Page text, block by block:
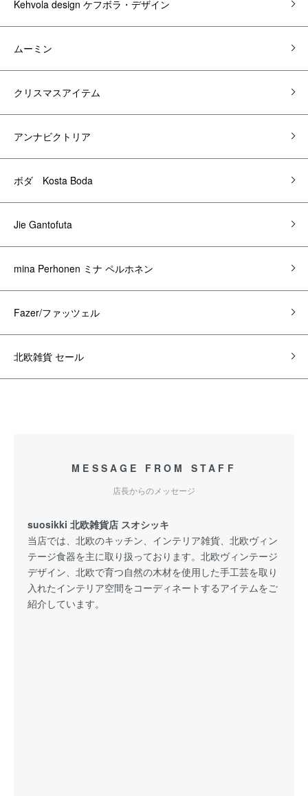
Kehvola design ケフボラ・デザイン
ムーミン
クリスマスアイテム
アンナビクトリア
ボダ Kosta Boda
Jie Gantofuta
mina Perhonen ミナ ペルホネン
Fazer/ファッツェル
北欧雑貨 セール
MESSAGE FROM STAFF
店長からのメッセージ
suosikki 北欧雑貨店 スオシッキ
当店では、北欧のキッチン、インテリア雑貨、北欧ヴィン
テージ食器を主に取り扱っております。北欧ヴィンテージ
デザイン、北欧で育つ自然の木材を使用した手工芸を取り
入れたインテリア空間をコーディネートするアイテムをご
紹介しています。